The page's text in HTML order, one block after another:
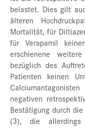
belastet. Dies gilt
älteren
Mortalität, für
für Verapamil
erschienene
bezüglich des
Patienten keinen
negativen
Bestätigung durch
(3), die